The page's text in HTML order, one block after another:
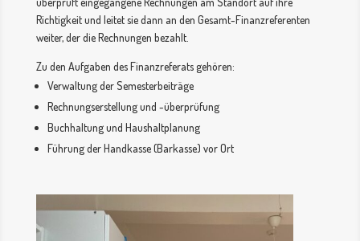
Richtigkeit und leitet sie dann an den Gesamt-Finanzreferenten
weiter, der die Rechnungen bezahlt.
Zu den Aufgaben des Finanzreferats gehören:
Verwaltung der Semesterbeiträge
Rechnungserstellung und -überprüfung
Buchhaltung und Haushaltplanung
Führung der Handkasse (Barkasse) vor Ort